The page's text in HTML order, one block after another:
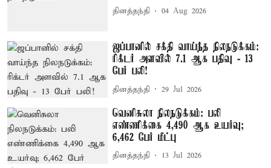
தினத்தந்தி 04 Aug 2026
ஜப்பானில் சக்தி வாய்ந்த நிலநடுக்கம்:
ரிக்டர் அளவில் 7.1 ஆக பதிவு - 13
பேர் பலி!
தினத்தந்தி 29 Jul 2026
வெனிசுலா நிலநடுக்கம்: பலி
எண்ணிக்கை 4,490 ஆக உயர்வு;
6,462 பேர் மீட்பு
தினத்தந்தி 13 Jul 2026